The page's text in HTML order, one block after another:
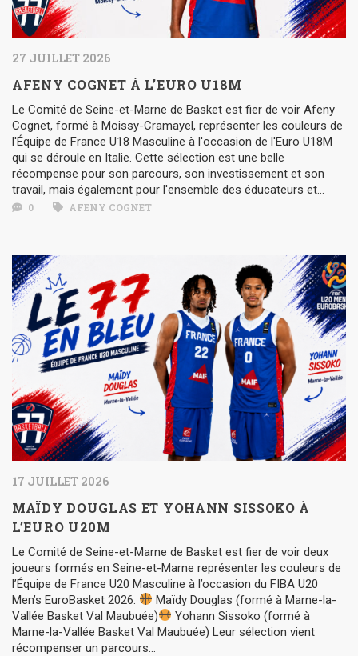
27 JUILLET 2026
AFENY COGNET À L’EURO U18M
Le Comité de Seine-et-Marne de Basket est fier de voir Afeny
Cognet, formé à Moissy-Cramayel, représenter les couleurs de
l'Équipe de France U18 Masculine à l'occasion de l'Euro U18M
qui se déroule en Italie. Cette sélection est une belle
récompense pour son parcours, son investissement et son
travail, mais également pour l'ensemble des éducateurs et...
0 AFENY COGNET
17 JUILLET 2026
MAÏDY DOUGLAS ET YOHANN SISSOKO À
L’EURO U20M
Le Comité de Seine-et-Marne de Basket est fier de voir deux
joueurs formés en Seine-et-Marne représenter les couleurs de
l’Équipe de France U20 Masculine à l’occasion du FIBA U20
Men’s EuroBasket 2026.
Maïdy Douglas (formé à Marne-la-
Vallée Basket Val Maubuée)
Yohann Sissoko (formé à
Marne-la-Vallée Basket Val Maubuée) Leur sélection vient
récompenser un parcours…